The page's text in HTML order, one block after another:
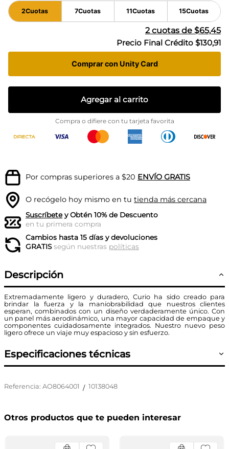
2Cuotas 7Cuotas 11Cuotas 15Cuotas
2cuotas de $65,45
Precio Final Crédito $130,91
Comprar con Unity Card
Agregar al carrito
Compra o difiere con tu tarjeta favorita
Por compras superiores a $20 ENVÍO GRATIS
O recógelo hoy mismo en tu tienda más cercana
Suscríbetey Obtén 10% de Descuento
en tu primera compra
Cambios hasta 15 días y devoluciones
GRATISsegún nuestras políticas
Descripción
Extremadamente ligero y duradero, Curio ha sido creado para
brindar la fuerza y la maniobrabilidad que nuestros clientes
esperan, combinados con un diseño verdaderamente único. Con
un panel más aerodinámico, una mayor capacidad de empaque y
componentes cuidadosamente integrados. Nuestro nuevo peso
ligero ofrece un viaje muy espacioso y sin esfuerzo.
Especificaciones técnicas
Referencia: AO8064001 / 10138048
Otros productos que te pueden interesar